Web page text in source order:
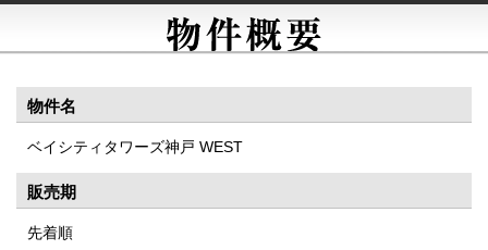
物件名
ベイシティタワーズ神戸 WEST
販売期
先着順